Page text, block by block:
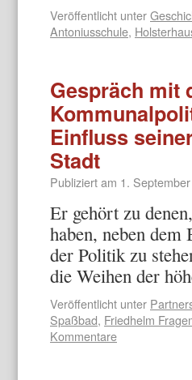
Veröffentlicht unter
Antoniusschule,
Gespräch mit
Einfluss
Stadt
Publiziert am 1.
Er gehört zu
haben, neben
der Politik zu
die Weihen der
Veröffentlicht unter
Spaßbad, Friedhelm
Kommentare